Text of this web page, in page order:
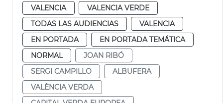
VALENCIA
VALENCIA VERDE
TODAS LAS AUDIENCIAS
VALENCIA
EN PORTADA
EN PORTADA TEMÁTICA
NORMAL
JOAN RIBÓ
SERGI CAMPILLO
ALBUFERA
VALÈNCIA VERDA